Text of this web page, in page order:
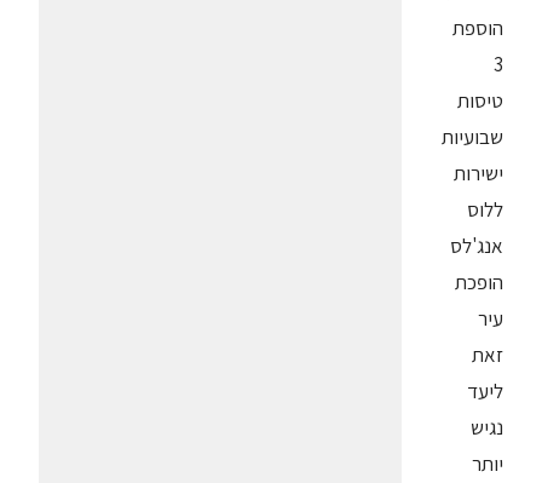
הוספת
3
טיסות
שבועיות
ישירות
ללוס
אנג'לס
הופכת
עיר
זאת
ליעד
נגיש
יותר